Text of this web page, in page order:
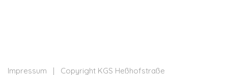
Impressum | Copyright KGS Heßhofstraße